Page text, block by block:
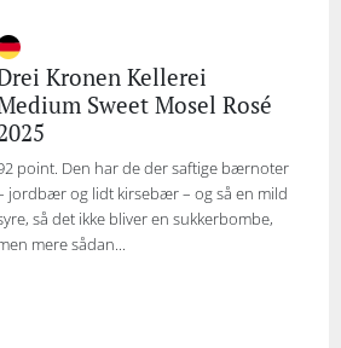
Kronen Kellerei
Sweet Mosel Rosé
point. Den har de der saftige bærnoter
jordbær og lidt kirsebær – og så en mild
så det ikke bliver en sukkerbombe,
mere sådan...